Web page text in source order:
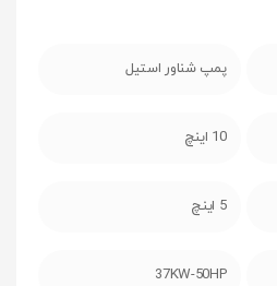
پمپ شناور استیل
10 اینچ
5 اینچ
37KW-50HP